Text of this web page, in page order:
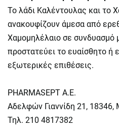
Το λάδι Καλέντουλας και το
ανακουφίζουν άμεσα από
Χαμομηλέλαιο σε συνδυασμό
προστατεύει το ευαίσθητο ή
εξωτερικές επιθέσεις.
PHARMASEPT A.E.
Αδελφών Γιαννίδη 21, 18346,
Τηλ. 210 4817382